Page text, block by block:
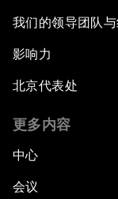
我们的领导团队
影响力
北京代表处
更多内容
中心
会议